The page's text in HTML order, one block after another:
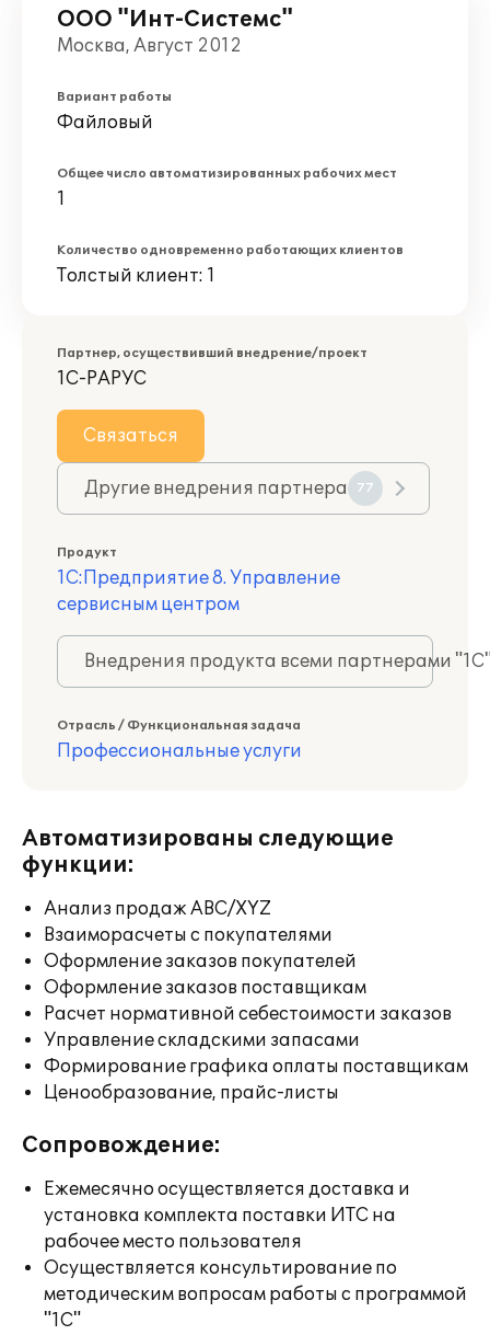
ООО "Инт-Системс"
Москва, Август 2012
Вариант работы
Файловый
Общее число автоматизированных рабочих мест
1
Количество одновременно работающих клиентов
Толстый клиент: 1
Партнер, осуществивший внедрение/проект
1С-РАРУС
Связаться
Другие внедрения партнера 77
Продукт
1С:Предприятие 8. Управление
сервисным центром
Внедрения продукта всеми партнерами
Отрасль / Функциональная задача
Профессиональные услуги
Автоматизированы следующие
функции:
Анализ продаж ABC/XYZ
Взаиморасчеты с покупателями
Оформление заказов покупателей
Оформление заказов поставщикам
Расчет нормативной себестоимости заказов
Управление складскими запасами
Формирование графика оплаты поставщикам
Ценообразование, прайс-листы
Сопровождение:
Ежемесячно осуществляется доставка и
установка комплекта поставки ИТС на
рабочее место пользователя
Осуществляется консультирование по
методическим вопросам работы с программой
"1С"